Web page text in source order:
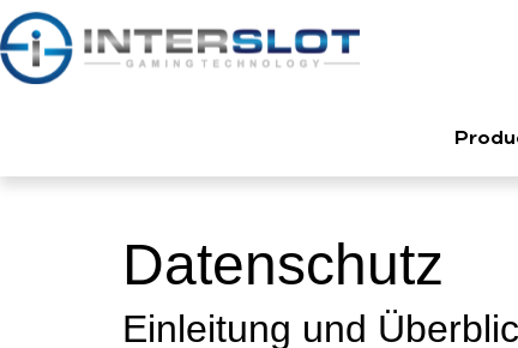
Datenschutz
Einleitung und